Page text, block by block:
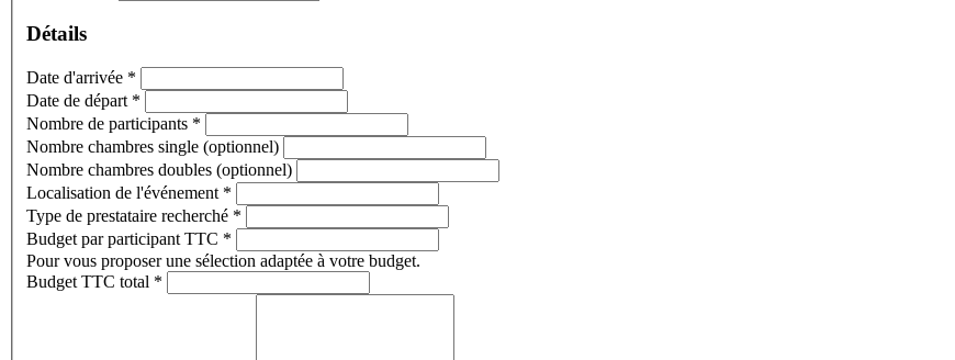
Détails
Date d'arrivée *
Date de départ *
Nombre de participants *
Nombre chambres single (optionnel)
Nombre chambres doubles (optionnel)
Localisation de l'événement *
Type de prestataire recherché *
Budget par participant TTC *
Pour vous proposer une sélection adaptée à votre budget.
Budget TTC total *